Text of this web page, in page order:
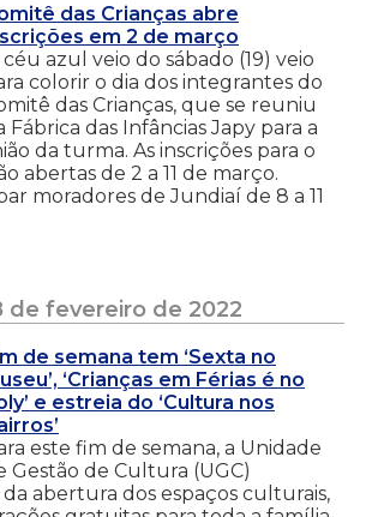
das Crianças abre
em 2 de março
azul veio do sábado (19) veio
colorir o dia dos integrantes do
das Crianças, que se reuniu
Fábrica das Infâncias Japy para a
da turma. As inscrições para o
abertas de 2 a 11 de março.
moradores de Jundiaí de 8 a 11
de fevereiro de 2022
de semana tem ‘Sexta no
‘Crianças em Férias é no
e estreia do ‘Cultura nos
este fim de semana, a Unidade
Gestão de Cultura (UGC)
abertura dos espaços culturais,